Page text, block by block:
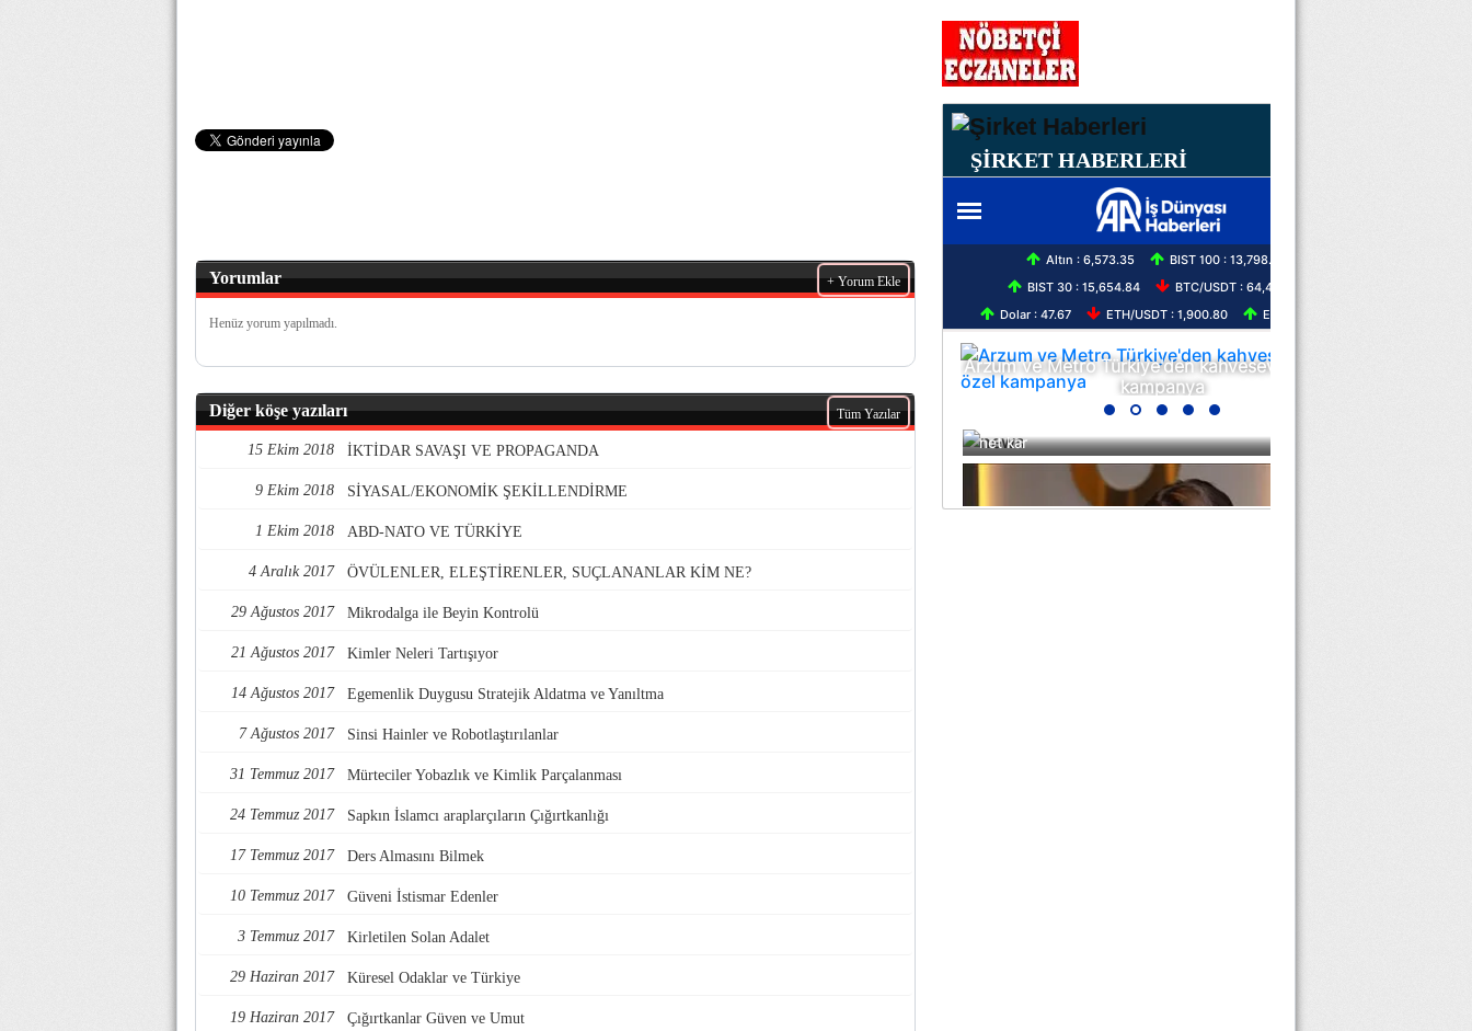
Yorumlar + Yorum Ekle
Henüz yorum yapılmadı.
Diğer köşe yazıları Tüm Yazılar
15 Ekim 2018 İKTİDAR SAVAŞI VE PROPAGANDA
9 Ekim 2018 SİYASAL/EKONOMİK ŞEKİLLENDİRME
1 Ekim 2018 ABD-NATO VE TÜRKİYE
4 Aralık 2017 ÖVÜLENLER, ELEŞTİRENLER, SUÇLANANLAR KİM NE?
29 Ağustos 2017 Mikrodalga ile Beyin Kontrolü
21 Ağustos 2017 Kimler Neleri Tartışıyor
14 Ağustos 2017 Egemenlik Duygusu Stratejik Aldatma ve Yanıltma
7 Ağustos 2017 Sinsi Hainler ve Robotlaştırılanlar
31 Temmuz 2017 Mürteciler Yobazlık ve Kimlik Parçalanması
24 Temmuz 2017 Sapkın İslamcı araplarçıların Çığırtkanlığı
17 Temmuz 2017 Ders Almasını Bilmek
10 Temmuz 2017 Güveni İstismar Edenler
3 Temmuz 2017 Kirletilen Solan Adalet
29 Haziran 2017 Küresel Odaklar ve Türkiye
19 Haziran 2017 Çığırtkanlar Güven ve Umut
ŞİRKET HABERLERİ